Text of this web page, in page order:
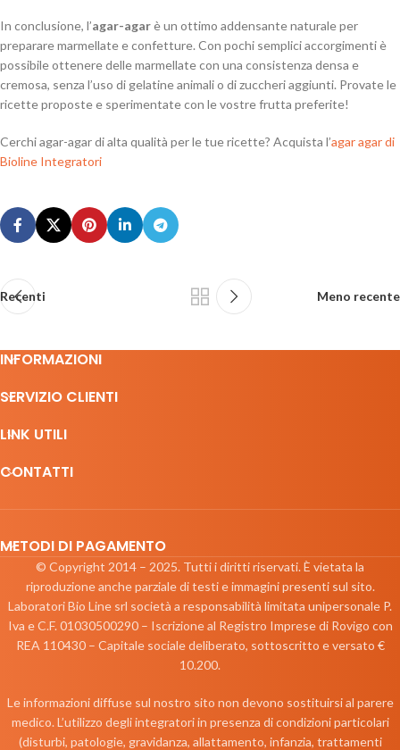
In conclusione, l’agar-agarè un ottimo addensante naturale per
preparare marmellate e confetture. Con pochi semplici accorgimenti è
possibile ottenere delle marmellate con una consistenza densa e
cremosa, senza l’uso di gelatine animali o di zuccheri aggiunti. Provate le
ricette proposte e sperimentate con le vostre frutta preferite!
Cerchi agar-agar di alta qualità per le tue ricette? Acquista l’agar agar di
Bioline Integratori
Recenti Meno recente
INFORMAZIONI
SERVIZIO CLIENTI
LINK UTILI
CONTATTI
METODI DI PAGAMENTO
© Copyright 2014 – 2025. Tutti i diritti riservati. È vietata la
riproduzione anche parziale di testi e immagini presenti sul sito.
Laboratori Bio Line srl società a responsabilità limitata unipersonale P.
Iva e C.F. 01030500290 – Iscrizione al Registro Imprese di Rovigo con
REA 110430 – Capitale sociale deliberato, sottoscritto e versato €
10.200.
Le informazioni diffuse sul nostro sito non devono sostituirsi al parere
medico. L’utilizzo degli integratori in presenza di condizioni particolari
(disturbi, patologie, gravidanza, allattamento, infanzia, trattamenti